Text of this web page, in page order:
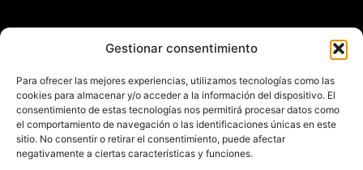
Gestionar consentimiento
Para ofrecer las mejores experiencias, utilizamos tecnologías como las
cookies para almacenar y/o acceder a la información del dispositivo. El
consentimiento de estas tecnologías nos permitirá procesar datos como
el comportamiento de navegación o las identificaciones únicas en este
sitio. No consentir o retirar el consentimiento, puede afectar
negativamente a ciertas características y funciones.
Subscríbete ao noso
boletín
Mantente informado das últimas novidades e
actividades do municipio. Subscríbete agora e
recibe no teu enderezo electrónico toda a